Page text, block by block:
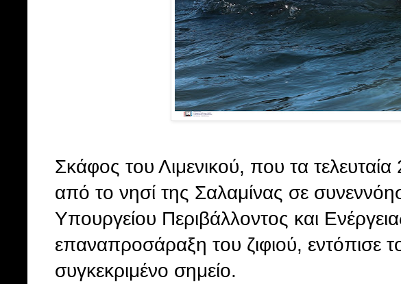
Σκάφος του Λιμενικού, που τα
από το νησί της Σαλαμίνας σε
Υπουργείου Περιβάλλοντος και
επαναπροσάραξη του ζιφιού, εντόπισε
συγκεκριμένο σημείο.